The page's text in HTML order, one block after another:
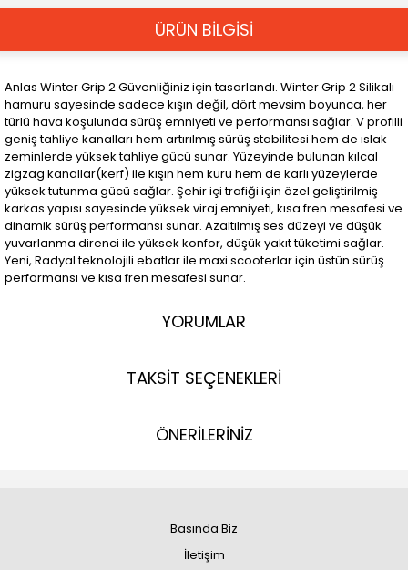
ÜRÜN BİLGİSİ
Anlas Winter Grip 2 Güvenliğiniz için tasarlandı. Winter Grip 2 Silikalı
hamuru sayesinde sadece kışın değil, dört mevsim boyunca, her
türlü hava koşulunda sürüş emniyeti ve performansı sağlar. V profilli
geniş tahliye kanalları hem artırılmış sürüş stabilitesi hem de ıslak
zeminlerde yüksek tahliye gücü sunar. Yüzeyinde bulunan kılcal
zigzag kanallar(kerf) ile kışın hem kuru hem de karlı yüzeylerde
yüksek tutunma gücü sağlar. Şehir içi trafiği için özel geliştirilmiş
karkas yapısı sayesinde yüksek viraj emniyeti, kısa fren mesafesi ve
dinamik sürüş performansı sunar. Azaltılmış ses düzeyi ve düşük
yuvarlanma direnci ile yüksek konfor, düşük yakıt tüketimi sağlar.
Yeni, Radyal teknolojili ebatlar ile maxi scooterlar için üstün sürüş
performansı ve kısa fren mesafesi sunar.
YORUMLAR
TAKSİT SEÇENEKLERİ
ÖNERİLERİNİZ
Basında Biz
İletişim